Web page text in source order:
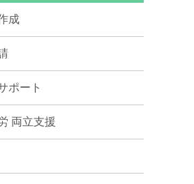
成
ポート
両立支援